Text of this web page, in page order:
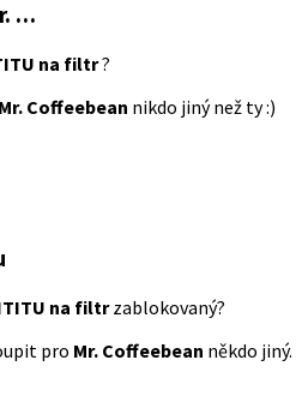
…
na filtr?
Mr. Coffeebean nikdo jiný než ty :)
na filtrzablokovaný?
pro Mr. Coffeebean někdo jiný.